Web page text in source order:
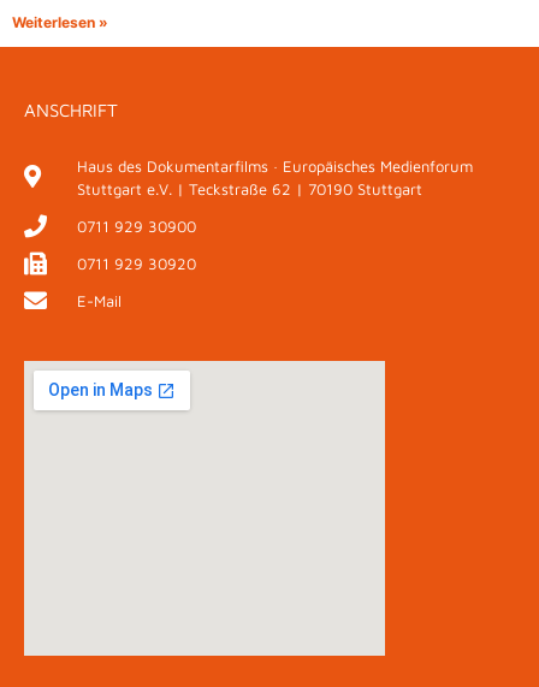
Weiterlesen »
ANSCHRIFT
Haus des Dokumentarfilms · Europäisches Medienforum
Stuttgart e.V. | Teckstraße 62 | 70190 Stuttgart
0711 929 30900
0711 929 30920
E-Mail